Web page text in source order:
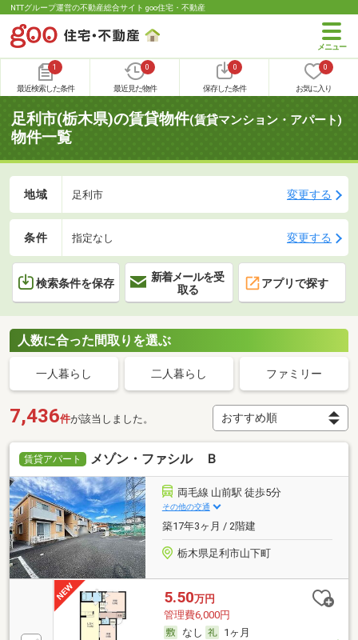
NTTグループ運営の不動産総合サイト goo住宅・不動産
1
最近検索した条件
0
最近見た物件
0
保存した条件
0
お気に入り
足利市(栃木県)の賃貸物件(賃貸マンション・アパート)
物件一覧
地域 足利市 変更する
条件 指定なし 変更する
検索条件を保存
新着メールを受
取る
アプリで探す
人数に合った間取りを選ぶ
一人暮らし 二人暮らし ファミリー
7,436件が該当しました。
賃貸アパート メゾン・ファシル Ｂ
両毛線 山前駅 徒歩5分
その他の交通
築17年3ヶ月 / 2階建
栃木県足利市山下町
5.50万円
管理費6,000円
なし
1ヶ月